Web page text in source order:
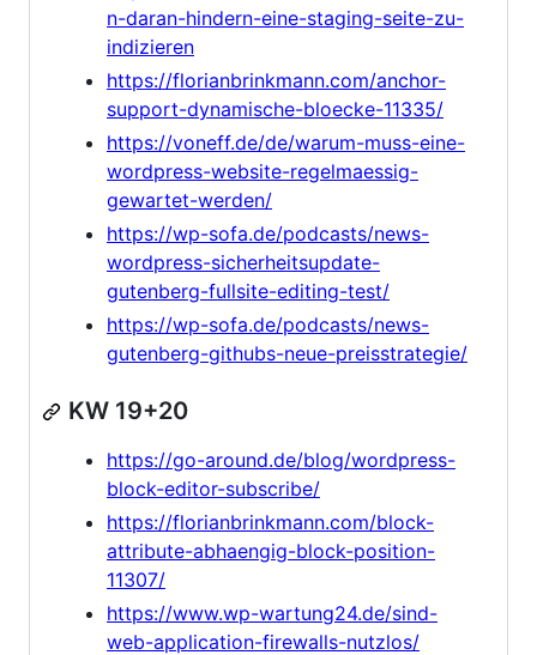
n-daran-hindern-eine-staging-seite-zu-
indizieren
https://florianbrinkmann.com/anchor-
support-dynamische-bloecke-11335/
https://voneff.de/de/warum-muss-eine-
wordpress-website-regelmaessig-
gewartet-werden/
https://wp-sofa.de/podcasts/news-
wordpress-sicherheitsupdate-
gutenberg-fullsite-editing-test/
https://wp-sofa.de/podcasts/news-
gutenberg-githubs-neue-preisstrategie/
KW 19+20
https://go-around.de/blog/wordpress-
block-editor-subscribe/
https://florianbrinkmann.com/block-
attribute-abhaengig-block-position-
11307/
https://www.wp-wartung24.de/sind-
web-application-firewalls-nutzlos/